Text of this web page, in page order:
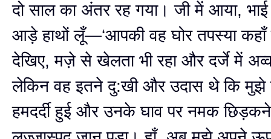
दो साल का अंतर रह गया। जी में आया,
आड़े हाथों लूँ—‘आपकी वह घोर तपस्या
देखिए, मज़े से खेलता भी रहा और दर्जे में
लेकिन वह इतने दु:खी और उदास थे कि मुझे
हमदर्दी हुई और उनके घाव पर नमक छिड़कने